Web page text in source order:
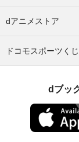
dアニメストア
ドコモスポーツくじ
dブッ